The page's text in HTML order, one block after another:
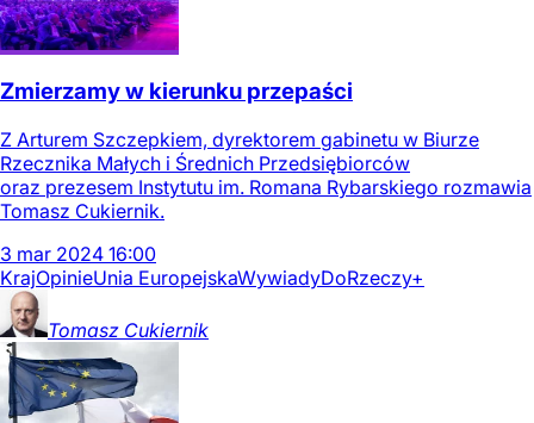
Zmierzamy w kierunku przepaści
Z Arturem Szczepkiem, dyrektorem gabinetu w Biurze
Rzecznika Małych i Średnich Przedsiębiorców
oraz prezesem Instytutu im. Romana Rybarskiego rozmawia
Tomasz Cukiernik.
3 mar 2024 16:00
KrajOpinieUnia EuropejskaWywiadyDoRzeczy+
Tomasz Cukiernik